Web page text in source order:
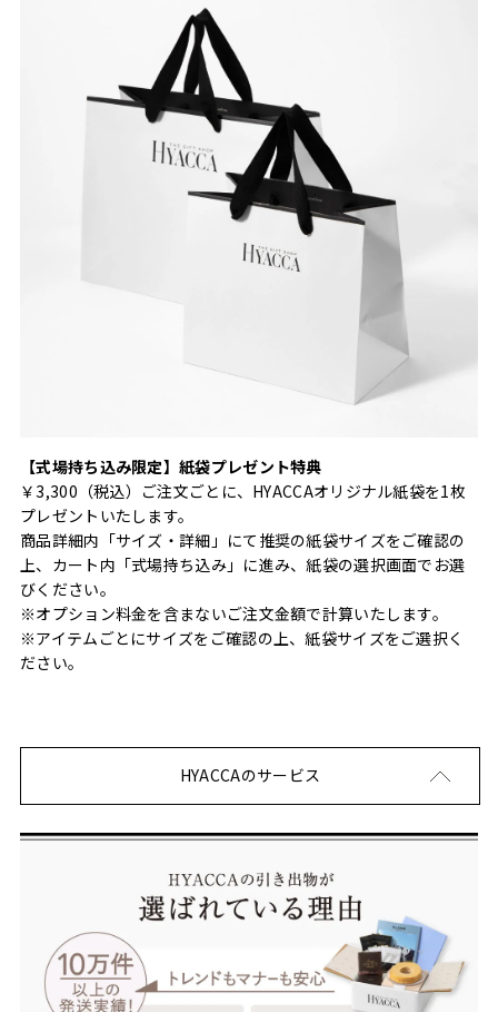
【式場持ち込み限定】紙袋プレゼント特典
￥3,300（税込）ご注文ごとに、HYACCAオリジナル紙袋を1枚
プレゼントいたします。
商品詳細内「サイズ・詳細」にて推奨の紙袋サイズをご確認の
上、カート内「式場持ち込み」に進み、紙袋の選択画面でお選
びください。
※オプション料金を含まないご注文金額で計算いたします。
※アイテムごとにサイズをご確認の上、紙袋サイズをご選択く
ださい。
HYACCAのサービス